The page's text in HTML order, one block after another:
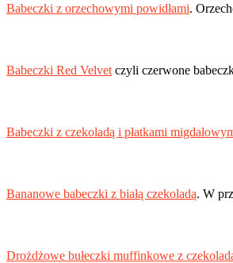
Babeczki z orzechowymi powidłami.
Babeczki Red Velvet czyli czerwone
Babeczki z czekoladą i płatkami
Bananowe babeczki z białą czekoladą. W
Drożdżowe bułeczki muffinkowe z